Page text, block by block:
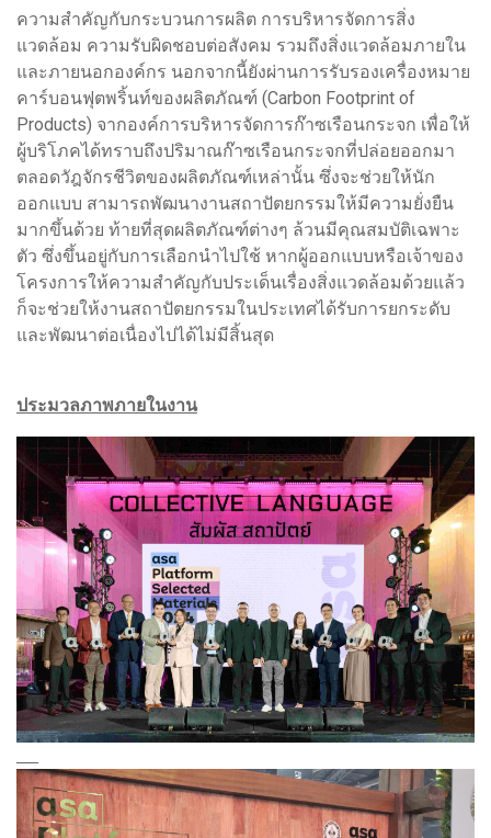
ความสำคัญกับกระบวนการผลิต การบริหารจัดการสิ่ง
แวดล้อม ความรับผิดชอบต่อสังคม รวมถึงสิ่งแวดล้อมภายใน
และภายนอกองค์กร นอกจากนี้ยังผ่านการรับรองเครื่องหมาย
คาร์บอนฟุตพริ้นท์ของผลิตภัณฑ์ (Carbon Footprint of
Products) จากองค์การบริหารจัดการก๊าซเรือนกระจก เพื่อให้
ผู้บริโภคได้ทราบถึงปริมาณก๊าซเรือนกระจกที่ปล่อยออกมา
ตลอดวัฎจักรชีวิตของผลิตภัณฑ์เหล่านั้น ซึ่งจะช่วยให้นัก
ออกแบบ สามารถพัฒนางานสถาปัตยกรรมให้มีความยั่งยืน
มากขึ้นด้วย ท้ายที่สุดผลิตภัณฑ์ต่างๆ ล้วนมีคุณสมบัติเฉพาะ
ตัว ซึ่งขึ้นอยู่กับการเลือกนำไปใช้ หากผู้ออกแบบหรือเจ้าของ
โครงการให้ความสำคัญกับประเด็นเรื่องสิ่งแวดล้อมด้วยแล้ว
ก็จะช่วยให้งานสถาปัตยกรรมในประเทศได้รับการยกระดับ
และพัฒนาต่อเนื่องไปได้ไม่มีสิ้นสุด
ประมวลภาพภายในงาน